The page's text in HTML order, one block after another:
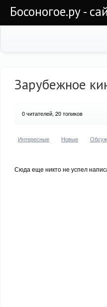
Босоногое.ру -
Зарубежное
0читателей, 20 топиков
Интересные Новые
Сюда еще никто не успел